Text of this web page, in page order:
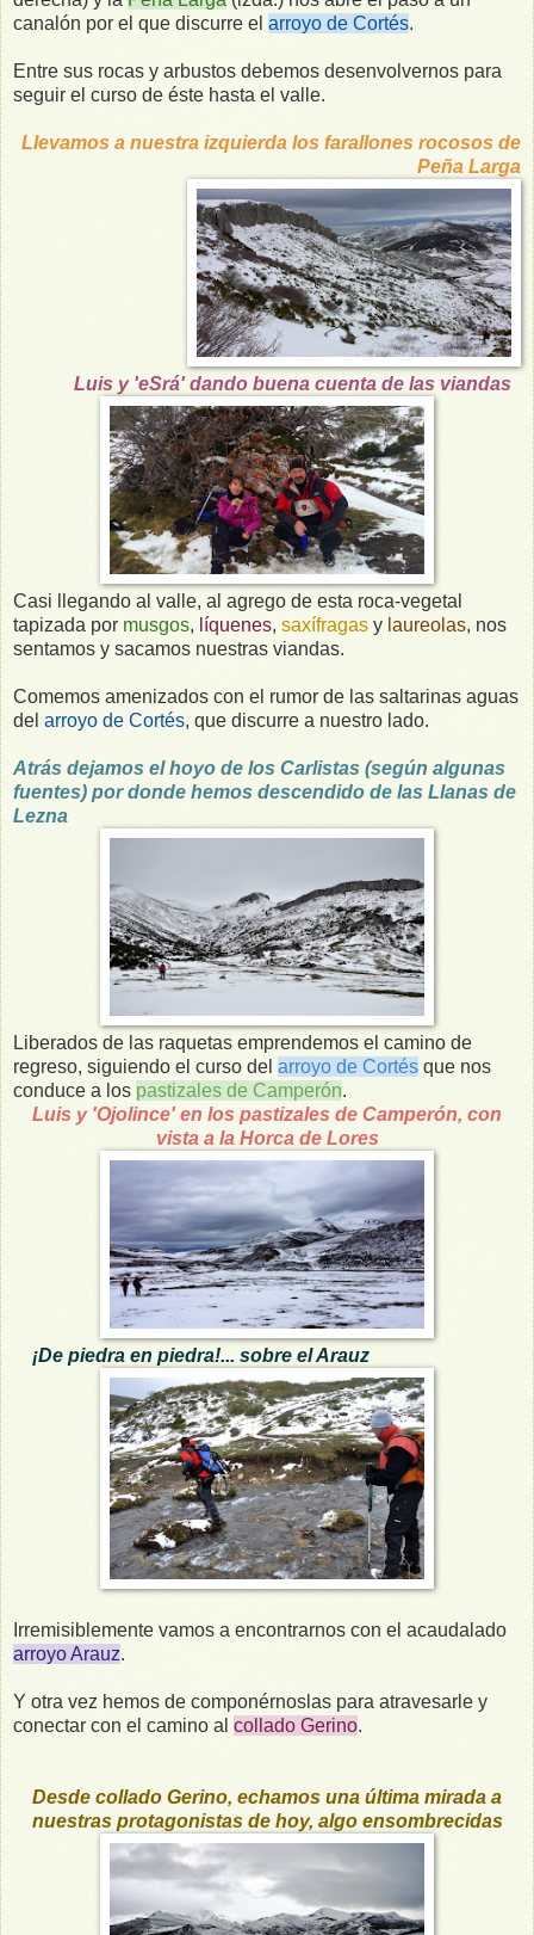
canalón por el que discurre el arroyo de Cortés.
Entre sus rocas y arbustos debemos desenvolvernos para
seguir el curso de éste hasta el valle.
Llevamos a nuestra izquierda los farallones rocosos de
Peña Larga
Luis y 'eSrá' dando buena cuenta de las viandas
Casi llegando al valle, al agrego de esta roca-vegetal
tapizada por musgos, líquenes, saxífragas y laureolas, nos
sentamos y sacamos nuestras viandas.
Comemos amenizados con el rumor de las saltarinas aguas
del arroyo de Cortés, que discurre a nuestro lado.
Atrás dejamos el hoyo de los Carlistas (según algunas
fuentes) por donde hemos descendido de las Llanas de
Lezna
Liberados de las raquetas emprendemos el camino de
regreso, siguiendo el curso del arroyo de Cortés que nos
conduce a los pastizales de Camperón.
Luis y 'Ojolince' en los pastizales de Camperón, con
vista a la Horca de Lores
¡De piedra en piedra!... sobre el Arauz
Irremisiblemente vamos a encontrarnos con el acaudalado
arroyo Arauz.
Y otra vez hemos de componérnoslas para atravesarle y
conectar con el camino al collado Gerino.
Desde collado Gerino, echamos una última mirada a
nuestras protagonistas de hoy, algo ensombrecidas